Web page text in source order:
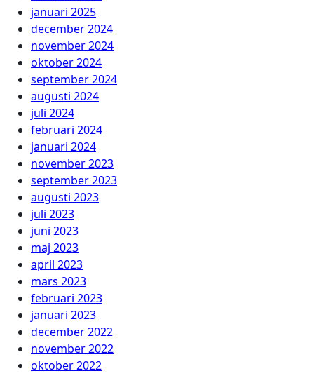
januari 2025
december 2024
november 2024
oktober 2024
september 2024
augusti 2024
juli 2024
februari 2024
januari 2024
november 2023
september 2023
augusti 2023
juli 2023
juni 2023
maj 2023
april 2023
mars 2023
februari 2023
januari 2023
december 2022
november 2022
oktober 2022